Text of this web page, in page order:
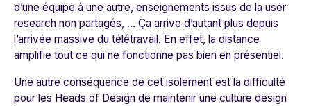
d’une équipe à une autre, enseignements issus de la user
research non partagés, ... Ça arrive d’autant plus depuis
l’arrivée massive du télétravail. En effet, la distance
amplifie tout ce qui ne fonctionne pas bien en présentiel.
Une autre conséquence de cet isolement est la difficulté
pour les Heads of Design de maintenir une culture design